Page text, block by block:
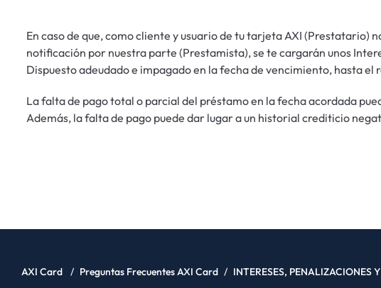
En caso de que, como cliente y usuario de tu tarjeta AXI
notificación por nuestra parte (Prestamista), se te cargarán unos
Dispuesto adeudado e impagado en la fecha de vencimiento, hasta
La falta de pago total o parcial del préstamo en la fecha acordada
Además, la falta de pago puede dar lugar a un historial crediticio
AXI Card / Preguntas Frecuentes AXI Card / INTERESES, PENALIZACIONES